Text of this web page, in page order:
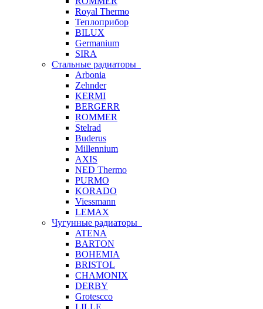
Royal Thermo
Теплоприбор
BILUX
Germanium
SIRA
Стальные радиаторы
Arbonia
Zehnder
KERMI
BERGERR
ROMMER
Stelrad
Buderus
Millennium
AXIS
NED Thermo
PURMO
KORADO
Viessmann
LEMAX
Чугунные радиаторы
ATENA
BARTON
BOHEMIA
BRISTOL
CHAMONIX
DERBY
Grotescco
LILLE